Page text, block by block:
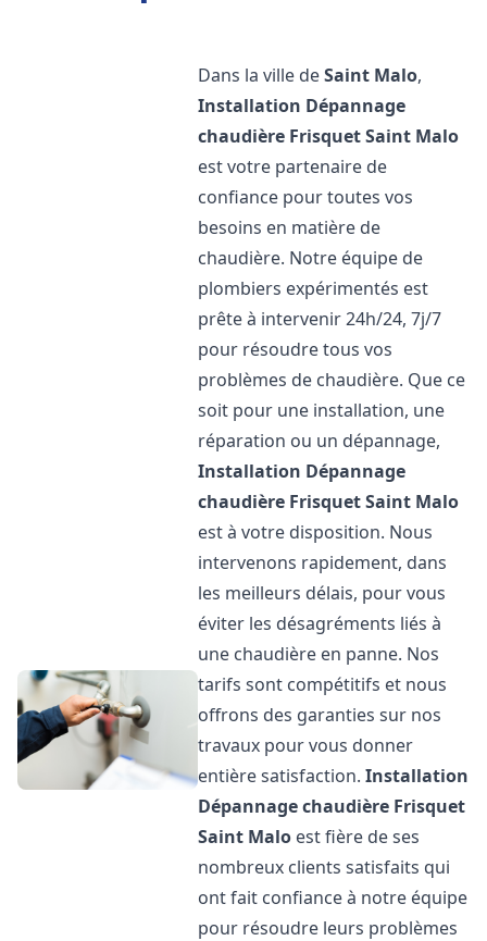
Dans la ville deSaint Malo,
Installation Dépannage
chaudière FrisquetSaint Malo
est votre partenaire de
confiance pour toutes vos
besoins en matière de
chaudière. Notre équipe de
plombiers expérimentés est
prête à intervenir 24h/24, 7j/7
pour résoudre tous vos
problèmes de chaudière. Que ce
soit pour une installation, une
réparation ou un dépannage,
Installation Dépannage
chaudière FrisquetSaint Malo
est à votre disposition. Nous
intervenons rapidement, dans
les meilleurs délais, pour vous
éviter les désagréments liés à
une chaudière en panne. Nos
tarifs sont compétitifs et nous
offrons des garanties sur nos
travaux pour vous donner
entière satisfaction.Installation
Dépannage chaudière Frisquet
Saint Malo est fière de ses
nombreux clients satisfaits qui
ont fait confiance à notre équipe
pour résoudre leurs problèmes